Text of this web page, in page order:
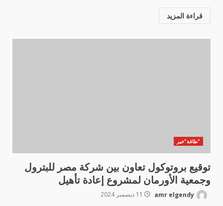
قراءة المزيد
"طاقة"خير
توقيع بروتوكول تعاون بين شركة مصر للبترول
وجمعية الأورمان لمشروع إعادة تأهيل